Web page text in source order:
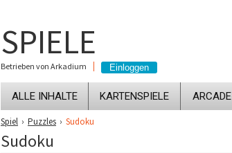
SPIELE
Betrieben von Arkadium
ALLE INHALTE KARTENSPIELE
Spiel › Puzzles › Sudoku
Sudoku